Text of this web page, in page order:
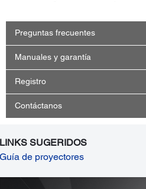
Preguntas frecuentes
Manuales y garantía
Registro
Contáctanos
LINKS SUGERIDOS
Guía de proyectores